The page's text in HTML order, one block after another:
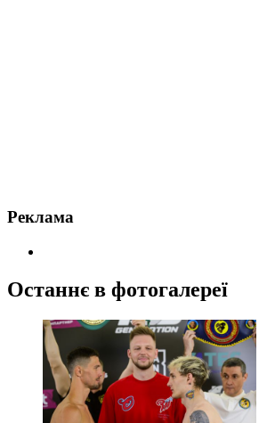
Реклама
Останнє в фотогалереї